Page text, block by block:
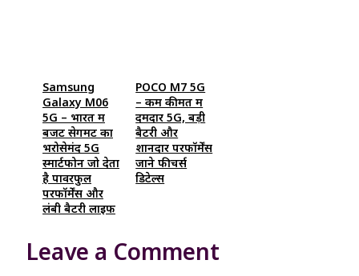
Samsung
Galaxy M06
5G – भारत में
बजट सेगमेंट का
भरोसेमंद 5G
स्मार्टफोन जो देता
है पावरफुल
परफॉर्मेंस और
लंबी बैटरी लाइफ
POCO M7 5G
– कम कीमत में
दमदार 5G, बड़ी
बैटरी और
शानदार परफॉर्मेंस
जाने फीचर्स
डिटेल्स
Leave a Comment